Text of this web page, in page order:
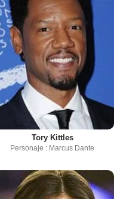
Tory Kittles
Personaje : Marcus Dante